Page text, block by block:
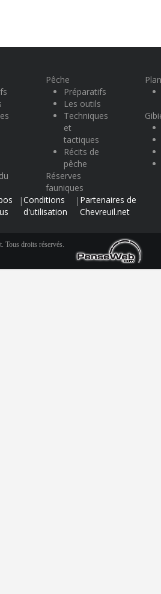
Pêche
Préparatifs
Les outils
Techniques
et
tactiques
Récits de
pêche
Réserves
fauniques
|Conditions
d'utilisation
| Partenaires de
Chevreuil.net
Tous droits réservés.